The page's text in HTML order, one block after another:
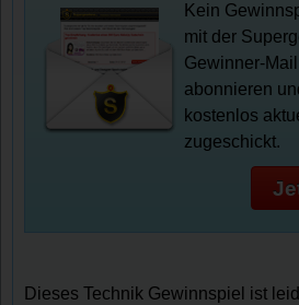
Kein
mit der
Gewinner-
abonnieren
kostenlos
zugeschickt.
Dieses Technik Gewinnspiel ist